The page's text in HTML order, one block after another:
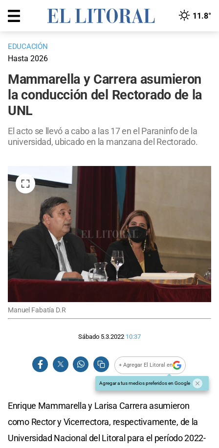
11.8°
EDUCACIÓN
Hasta 2026
Mammarella y Carrera asumieron
la conducción del Rectorado de la
UNL
El acto se llevó a cabo a las 17 en el Paraninfo de la
universidad, ubicado en la manzana del Rectorado.
Manuel Fabatía D.R
Sábado 5.3.2022 10:37
+ Agregar El Litoral en
Agregar a tus medios preferidos en Google
Enrique Mammarella y Larisa Carrera asumieron
como Rector y Vicerrectora, respectivamente, de la
Universidad Nacional del Litoral para el período 2022-